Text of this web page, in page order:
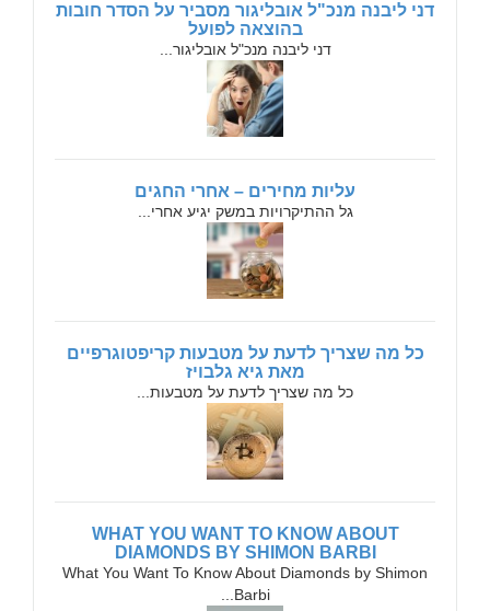
דני ליבנה מנכ"ל אובליגור מסביר על הסדר חובות
בהוצאה לפועל
דני ליבנה מנכ"ל אובליגור...
עליות מחירים – אחרי החגים
גל ההתיקרויות במשק יגיע אחרי...
כל מה שצריך לדעת על מטבעות קריפטוגרפיים
מאת גיא גלבויז
כל מה שצריך לדעת על מטבעות...
WHAT YOU WANT TO KNOW ABOUT
DIAMONDS BY SHIMON BARBI
What You Want To Know About Diamonds by Shimon
Barbi...